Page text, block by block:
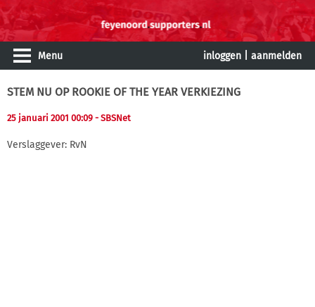
Menu inloggen aanmelden
STEM NU OP ROOKIE OF THE YEAR VERKIEZING
25 januari 2001 00:09 - SBSNet
Verslaggever: RvN